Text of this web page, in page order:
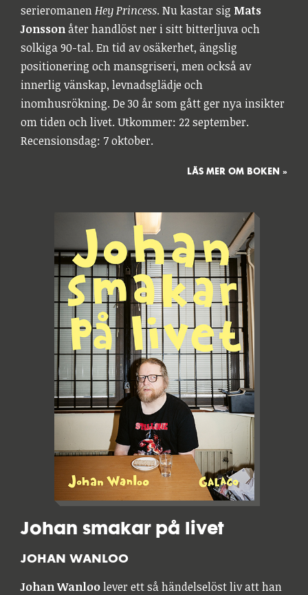
serieromanenHey Princess. Nu kastar sig Mats
Jonssonåter handlöst ner i sitt bitterljuva och
solkiga 90-tal. En tid av osäkerhet, ängslig
positionering och mansgriseri, men också av
innerlig vänskap, levnadsglädje och
inomhusrökning. De 30 år som gått ger nya insikter
om tiden och livet. Utkommer: 22 september.
Recensionsdag: 7 oktober.
LÄS MER OM BOKEN »
Johan smakar på livet
JOHAN WANLOO
Johan Wanloolever ett så händelselöst liv att han